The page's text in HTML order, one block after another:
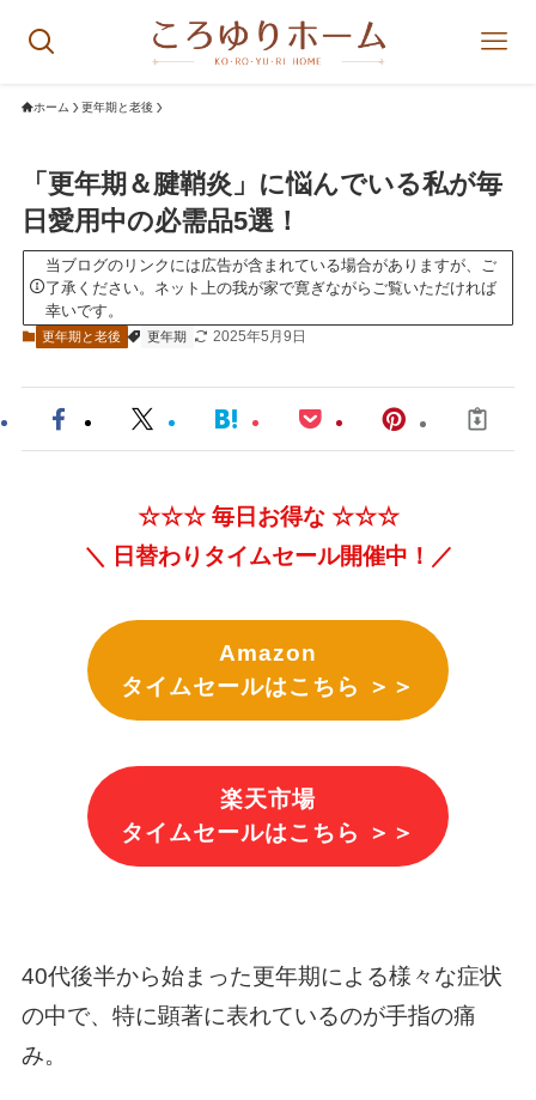
ホーム 更年期と老後
「更年期＆腱鞘炎」に悩んでいる私が毎
日愛用中の必需品5選！
当ブログのリンクには広告が含まれている場合がありますが、ご
了承ください。ネット上の我が家で寛ぎながらご覧いただければ
幸いです。
更年期と老後 更年期 2025年5月9日
☆☆☆ 毎日お得な ☆☆☆
＼ 日替わりタイムセール開催中！／
Amazon
タイムセールはこちら ＞＞
楽天市場
タイムセールはこちら ＞＞
40代後半から始まった更年期による様々な症状
の中で、特に顕著に表れているのが手指の痛
み。